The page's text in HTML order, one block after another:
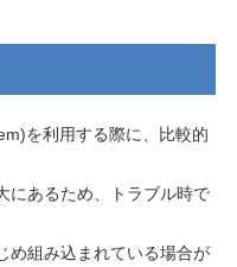
を利用する際に、比較的
にあるため、トラブル時で
め組み込まれている場合が